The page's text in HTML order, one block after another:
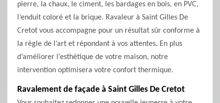
pierre, la chaux, le ciment, les bardages en bois, en PVC,
l’enduit coloré et la brique. Ravaleur à Saint Gilles De
Cretot vous accompagne pour un résultat sûr conforme à
la règle de l’art et répondant à vos attentes. En plus
d’améliorer l’esthétique de votre maison, notre
intervention optimisera votre confort thermique.
Ravalement de façade à Saint Gilles De Cretot